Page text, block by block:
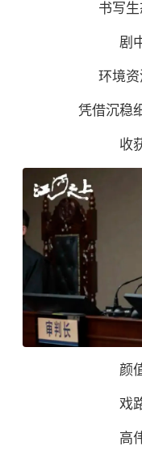
书写生
剧
环境资
凭借沉稳
收
颜
戏
高